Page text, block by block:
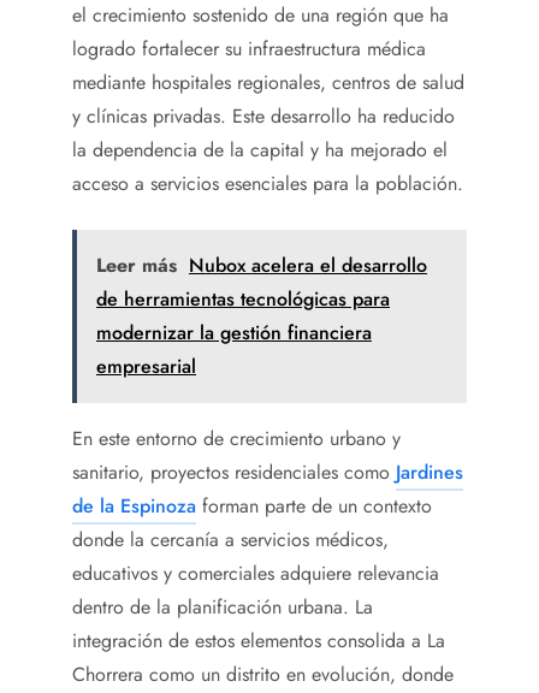
el crecimiento sostenido de una región que ha
logrado fortalecer su infraestructura médica
mediante hospitales regionales, centros de salud
y clínicas privadas. Este desarrollo ha reducido
la dependencia de la capital y ha mejorado el
acceso a servicios esenciales para la población.
Leer más Nubox acelera el desarrollo
de herramientas tecnológicas para
modernizar la gestión financiera
empresarial
En este entorno de crecimiento urbano y
sanitario, proyectos residenciales como Jardines
de la Espinoza forman parte de un contexto
donde la cercanía a servicios médicos,
educativos y comerciales adquiere relevancia
dentro de la planificación urbana. La
integración de estos elementos consolida a La
Chorrera como un distrito en evolución, donde